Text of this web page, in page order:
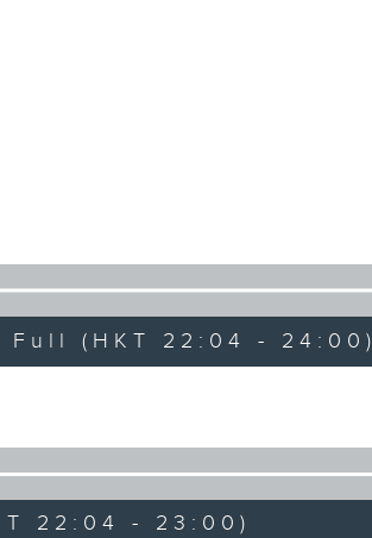
Full (HKT 22:04 - 24:00)
22:04 - 23:00)